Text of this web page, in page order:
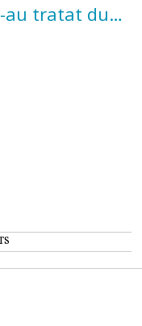
tratat după